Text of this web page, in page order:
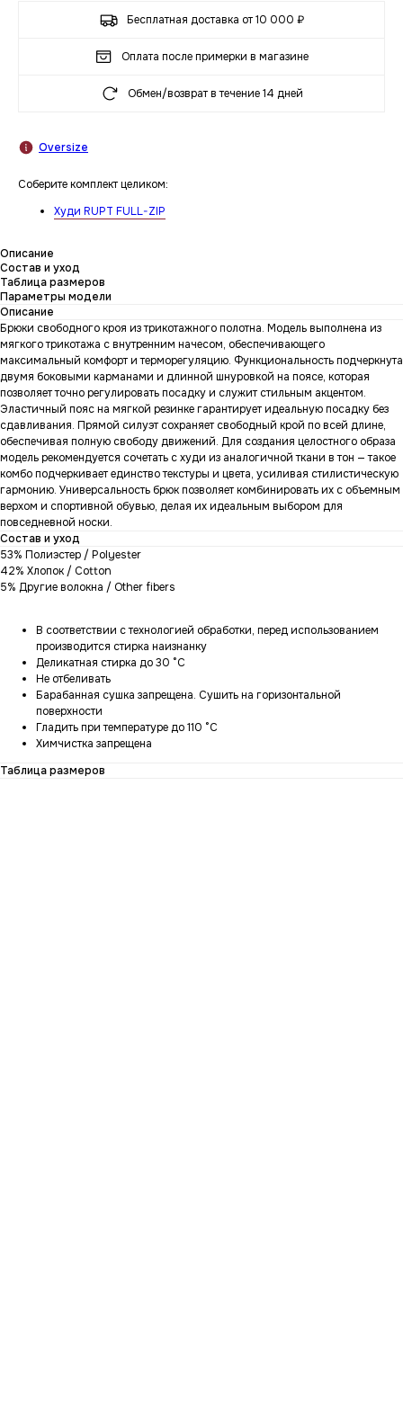
Бесплатная доставка от 10 000 ₽
Оплата после примерки в магазине
Обмен/возврат в течение 14 дней
Oversize
Соберите комплект целиком:
Худи RUPT FULL-ZIP
Описание
Состав и уход
Таблица размеров
Параметры модели
Описание
Брюки свободного кроя из трикотажного полотна. Модель выполнена из
мягкого трикотажа с внутренним начесом, обеспечивающего
максимальный комфорт и терморегуляцию. Функциональность подчеркнута
двумя боковыми карманами и длинной шнуровкой на поясе, которая
позволяет точно регулировать посадку и служит стильным акцентом.
Эластичный пояс на мягкой резинке гарантирует идеальную посадку без
сдавливания. Прямой силуэт сохраняет свободный крой по всей длине,
обеспечивая полную свободу движений. Для создания целостного образа
модель рекомендуется сочетать с худи из аналогичной ткани в тон — такое
комбо подчеркивает единство текстуры и цвета, усиливая стилистическую
гармонию. Универсальность брюк позволяет комбинировать их с объемным
верхом и спортивной обувью, делая их идеальным выбором для
повседневной носки.
Состав и уход
53% Полиэстер / Polyester
42% Хлопок / Cotton
5% Другие волокна / Other fibers
В соответствии с технологией обработки, перед использованием
производится стирка наизнанку
Деликатная стирка до 30 °C
Не отбеливать
Барабанная сушка запрещена. Сушить на горизонтальной
поверхности
Гладить при температуре до 110 °C
Химчистка запрещена
Таблица размеров